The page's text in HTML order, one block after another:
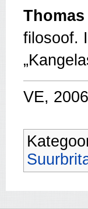
filosoof.
VE, 2006